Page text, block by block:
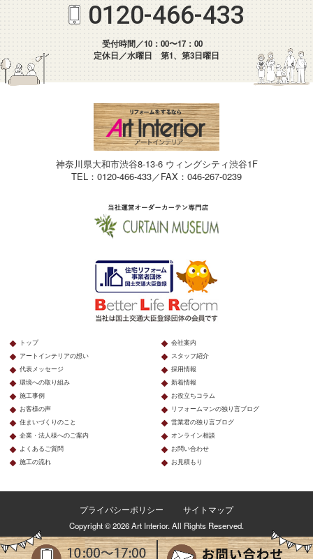
0120-466-433
受付時間／10：00〜17：00
定休日／水曜日 第1、第3日曜日
神奈川県大和市渋谷8-13-6 ウィングシティ渋谷1F
TEL：0120-466-433／FAX：046-267-0239
トップ
アートインテリアの想い
代表メッセージ
環境への取り組み
施工事例
お客様の声
住まいづくりのこと
企業・法人様へのご案内
よくあるご質問
施工の流れ
会社案内
スタッフ紹介
採用情報
新着情報
お役立ちコラム
リフォームマンの独り言ブログ
営業君の独り言ブログ
オンライン相談
お問い合わせ
お見積もり
プライバシーポリシー
サイトマップ
Copyright © 2026 Art Interior. All Rights Reserved.